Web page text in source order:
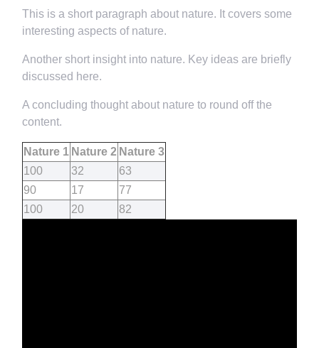
This is a short paragraph about nature. It covers some
interesting aspects of nature.
Another short insight into nature. Key ideas are briefly
discussed here.
A concluding thought about nature to round off the
content.
Nature 1 Nature 2 Nature 3
100
32
63
90
17
77
100
20 82